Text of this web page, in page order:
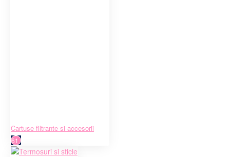
Cartuse filtrante si accesorii
61